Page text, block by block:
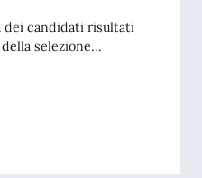
dei candidati risultati
selezione...
Governo Italiano a studenti